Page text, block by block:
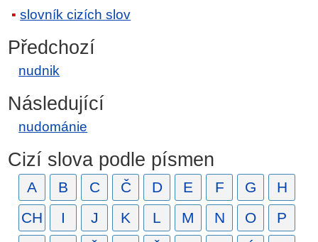
slovník cizích slov
Předchozí
nudnik
Následující
nudománie
Cizí slova podle písmen
A B C Č D E F G
H
CH
I J K L M N O
P